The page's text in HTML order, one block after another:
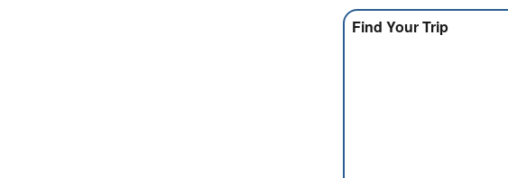
Find Your Trip